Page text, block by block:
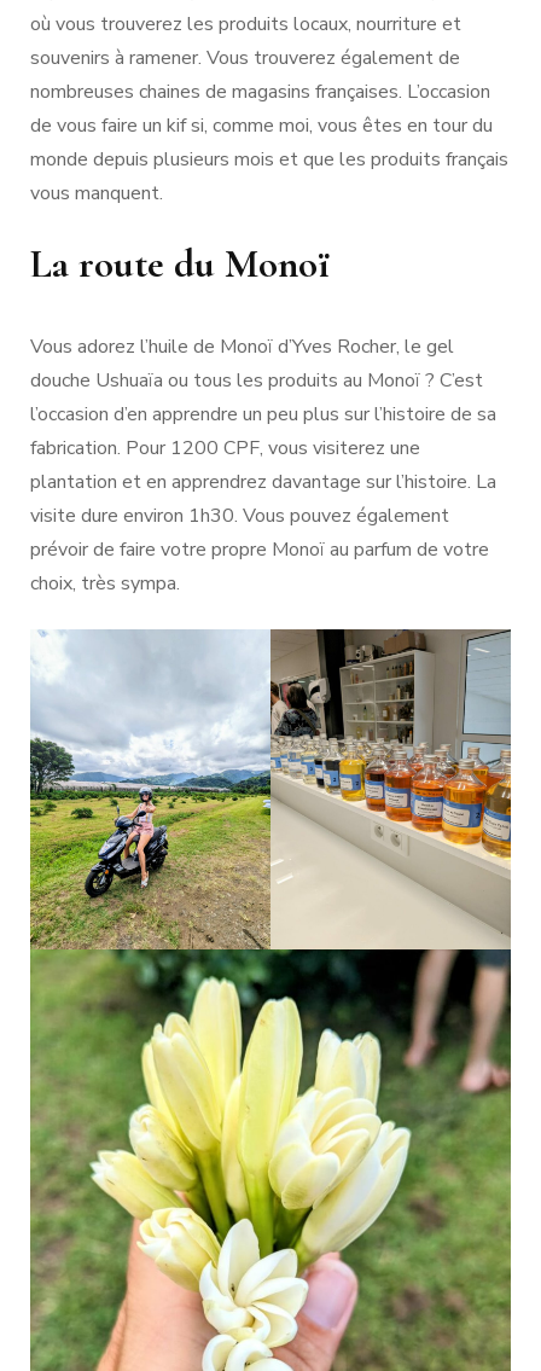
où vous trouverez les produits locaux, nourriture et
souvenirs à ramener. Vous trouverez également de
nombreuses chaines de magasins françaises. L’occasion
de vous faire un kif si, comme moi, vous êtes en tour du
monde depuis plusieurs mois et que les produits français
vous manquent.
La route du Monoï
Vous adorez l’huile de Monoï d’Yves Rocher, le gel
douche Ushuaïa ou tous les produits au Monoï ? C’est
l’occasion d’en apprendre un peu plus sur l’histoire de sa
fabrication. Pour 1200 CPF, vous visiterez une
plantation et en apprendrez davantage sur l’histoire. La
visite dure environ 1h30. Vous pouvez également
prévoir de faire votre propre Monoï au parfum de votre
choix, très sympa.